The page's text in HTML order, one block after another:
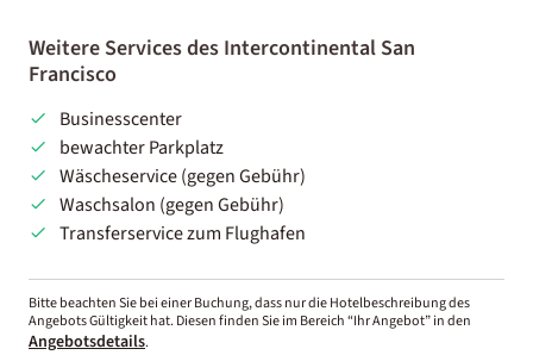
Weitere Services des Intercontinental San
Francisco
Businesscenter
bewachter Parkplatz
Wäscheservice (gegen Gebühr)
Waschsalon (gegen Gebühr)
Transferservice zum Flughafen
Bitte beachten Sie bei einer Buchung, dass nur die Hotelbeschreibung des
Angebots Gültigkeit hat. Diesen finden Sie im Bereich “Ihr Angebot” in den
Angebotsdetails.